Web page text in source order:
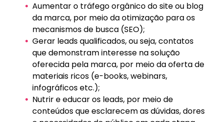
Aumentar o tráfego orgânico do site ou blog
da marca, por meio da otimização para os
mecanismos de busca (SEO);
Gerar leads qualificados, ou seja, contatos
que demonstram interesse na solução
oferecida pela marca, por meio da oferta de
materiais ricos (e-books, webinars,
infográficos etc.);
Nutrir e educar os leads, por meio de
conteúdos que esclarecem as dúvidas, dores